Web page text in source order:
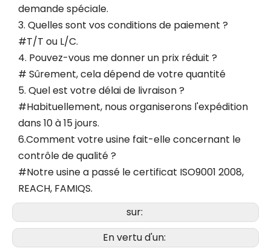
demande spéciale.
3. Quelles sont vos conditions de paiement ?
#T/T ou L/C.
4. Pouvez-vous me donner un prix réduit ?
# Sûrement, cela dépend de votre quantité
5. Quel est votre délai de livraison ?
#Habituellement, nous organiserons l'expédition
dans 10 à 15 jours.
6.Comment votre usine fait-elle concernant le
contrôle de qualité ?
#Notre usine a passé le certificat ISO9001 2008,
REACH, FAMIQS.
sur:
En vertu d'un: